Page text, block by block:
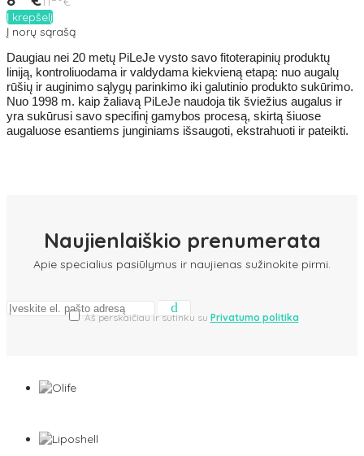
Į krepšelį
Į norų sąrašą
Daugiau nei 20 metų PiLeJe vysto savo fitoterapinių produktų
liniją, kontroliuodama ir valdydama kiekvieną etapą: nuo augalų
rūšių ir auginimo sąlygų parinkimo iki galutinio produkto sukūrimo.
Nuo 1998 m. kaip žaliavą PiLeJe naudoja tik šviežius augalus ir
yra sukūrusi savo specifinį gamybos procesą, skirtą šiuose
augaluose esantiems junginiams išsaugoti, ekstrahuoti ir pateikti.
Naujienlaiškio prenumerata
Apie specialius pasiūlymus ir naujienas sužinokite pirmi.
Aš perskaičiau ir sutinku su Privatumo politika